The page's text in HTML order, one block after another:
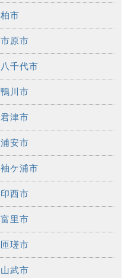
柏市
市原市
八千代市
鴨川市
君津市
浦安市
袖ケ浦市
印西市
富里市
匝瑳市
山武市